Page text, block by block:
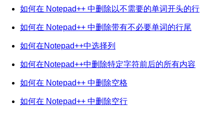
如何在 Notepad++ 中删除以不需要的单词开头的行
如何在 Notepad++ 中删除带有不必要单词的行尾
如何在Notepad++中选择列
如何在Notepad++中删除特定字符前后的所有内容
如何在 Notepad++ 中删除空格
如何在 Notepad++ 中删除空行